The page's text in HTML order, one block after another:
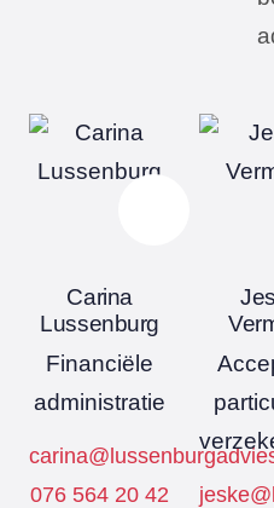
Carina
Lussenburg
Financiële
administratie
076 564 20 42